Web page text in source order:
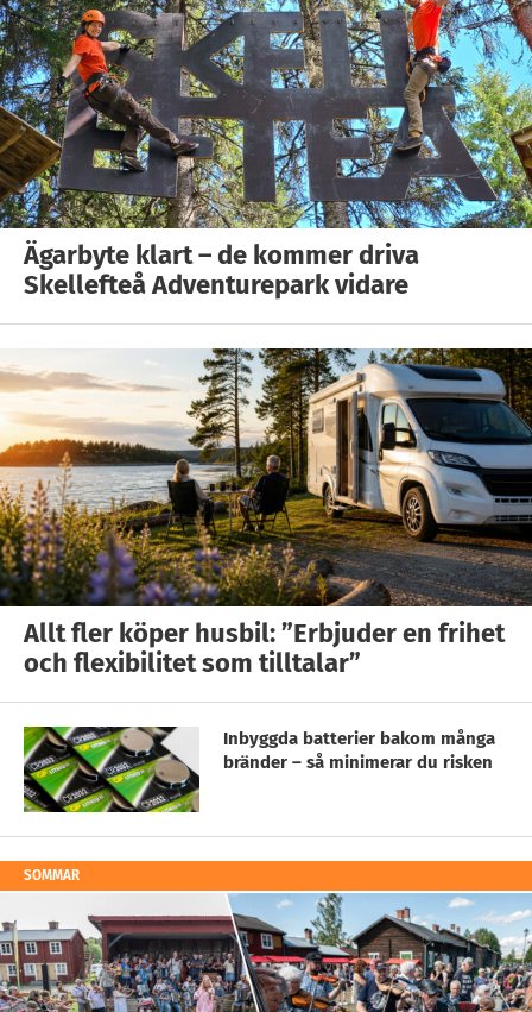
Ägarbyte klart – de kommer driva
Skellefteå Adventurepark vidare
Allt fler köper husbil: ”Erbjuder en frihet
och flexibilitet som tilltalar”
Inbyggda batterier bakom många
bränder – så minimerar du risken
SOMMAR